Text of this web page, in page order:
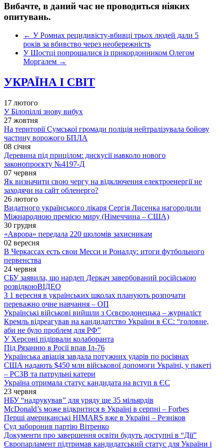
Вибачте, в даний час не проводиться ніяких
опитувань.
← У Ромнах рецидивісту-вбивці трьох людей дали 5
років за вбивство через необережність
У Шостці попрощалися із прикордонником Олегом
Моргалем →
УКРАЇНА І СВІТ
17 лютого
У Білопіллі знову вибух
27 жовтня
На території Сумської громади поліція нейтралізувала бойову
частину ворожого БПЛА
08 січня
Деревина під прицілом: дискусії навколо нового
законопроєкту №4197-Д
07 червня
Як визначити свою чергу на відключення електроенергії не
заходячи на сайт обленерго?
26 лютого
Видатного українського лікаря Сергія Лисенка нагородили
Міжнародною премією миру (Німеччина – США)
30 грудня
«Аврора» передала 220 шоломів захисникам
02 вересня
В Черкассах есть свои Месси и Роналду: итоги футбольного
первенства
24 червня
СБУ заявила, що нардеп Деркач завербований російською
розвідкоюВІДЕО
З 1 вересня в українських школах планують розпочати
переважно очне навчання – ОП
Українські військові вийшли з Сєвєродонецька – журналіст
Кремль відреагував на кандидатство України в ЄС: “головне,
аби не було проблем для РФ”
У Херсоні підірвали колаборанта
Під Рязанню в Росії впав Іл-76
Українська авіація завдала потужних ударів по росіянах
США надають $450 млн військової допомоги Україні, у пакеті
– РСЗВ та патрульні катери
Україна отримала статус кандидата на вступ в ЄС
23 червня
НБУ “надрукував” для уряду ще 35 мільярдів
McDonald’s може відкритися в Україні в серпні – Forbes
Перші американські HIMARS вже в Україні – Резніков
Суд заборонив партію Вітренко
Документи про завершення освіти будуть доступні в “Дії”
Європарламент підтримав кандидатський статус для України і